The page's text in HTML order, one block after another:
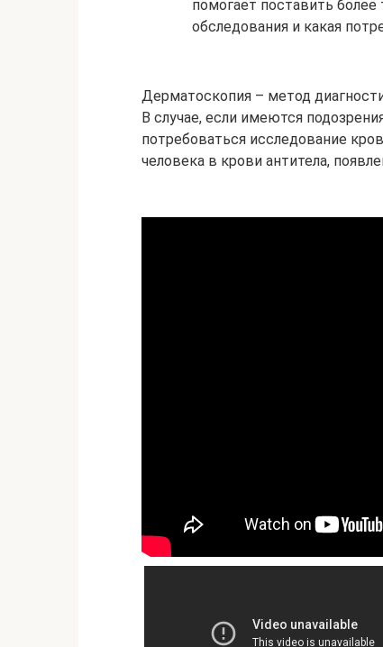
помогает поставить
обследования и какая
Дерматоскопия – метод
В случае, если имеются
потребоваться исследование
человека в крови антитела,